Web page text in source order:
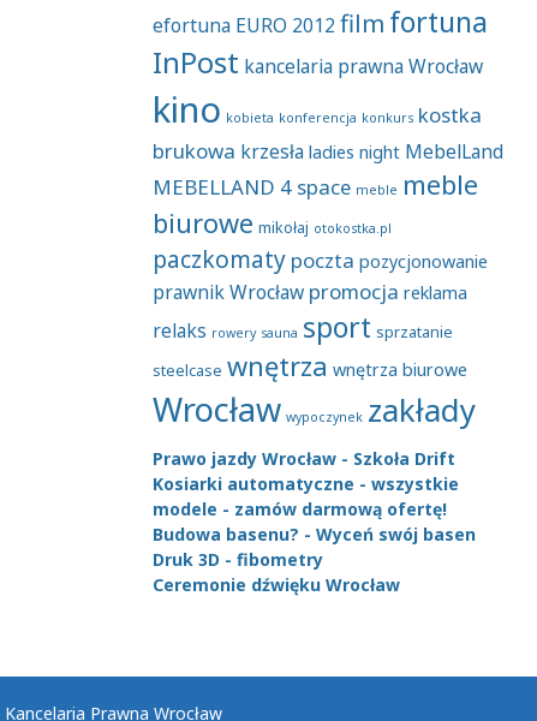
efortuna EURO 2012film fortuna
InPost kancelaria prawna Wrocław
kino kobieta konferencja konkurs kostka
brukowa krzesła ladies night MebelLand
MEBELLAND 4 space meble meble
biurowe mikołaj otokostka.pl
paczkomaty poczta pozycjonowanie
prawnik Wrocław promocja reklama
relaks rowery sauna sport sprzatanie
steelcase wnętrza wnętrza biurowe
Wrocław wypoczynek zakłady
Prawo jazdy Wrocław - Szkoła Drift
Kosiarki automatyczne - wszystkie
modele - zamów darmową ofertę!
Budowa basenu? - Wyceń swój basen
Druk 3D - fibometry
Ceremonie dźwięku Wrocław
Kancelaria Prawna Wrocław